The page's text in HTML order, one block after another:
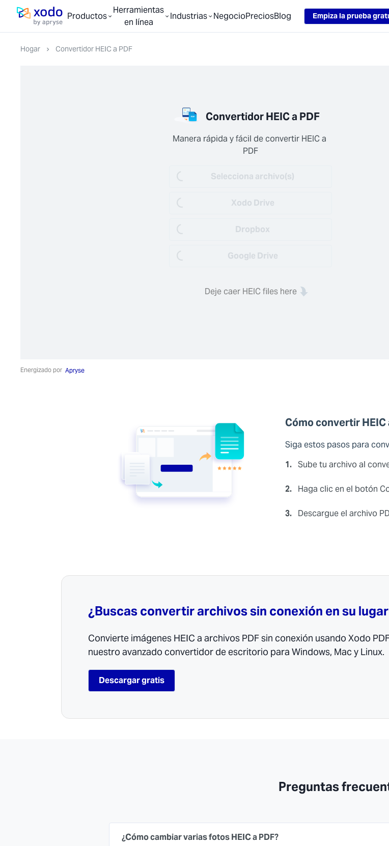
página de inicioProductos
Herramientas
en línea
Industrias NegocioPreciosBlog Empiza la prueba
Hogar Convertidor HEIC a PDF
Convertidor HEIC a PDF
Manera rápida y fácil de convertir HEIC a
PDF
Loading...Selecciona archivo(s)
Loading... Xodo Drive
Loading... Dropbox
Loading... Google Drive
Deje caer HEIC files here
Energizado por Apryse
Cómo convertir HEIC
Siga estos pasos para
1. Sube tu archivo al
2. Haga clic en el botón
3. Descargue el archivo
¿Buscas convertir archivos sin conexión en su
Convierte imágenes HEIC a archivos PDF sin conexión usando Xodo
nuestro avanzado convertidor de escritorio para Windows, Mac y Linux.
Descargar gratis
Preguntas
¿Cómo cambiar varias fotos HEIC a PDF?